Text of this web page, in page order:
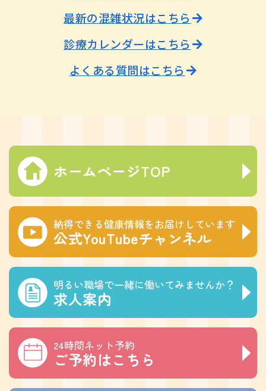
最新の混雑状況はこちら
診療カレンダーはこちら
よくある質問はこちら
ホームページTOP
納得できる健康情報をお届けしています
公式YouTubeチャンネル
明るい職場で一緒に働いてみませんか？
求人案内
24時間ネット予約
ご予約はこちら